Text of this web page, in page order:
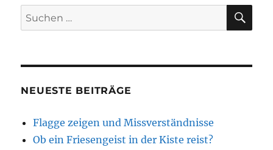
Suchen
nach:
NEUESTE BEITRÄGE
Flagge zeigen und Missverständnisse
Ob ein Friesengeist in der Kiste reist?